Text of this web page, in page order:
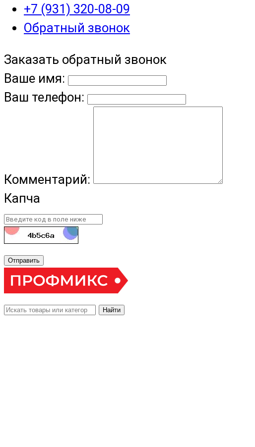
+7 (931) 320-08-09
Обратный звонок
Заказать обратный звонок
Ваше имя:
Ваш телефон:
Комментарий:
Капча
Отправить
Найти